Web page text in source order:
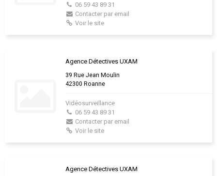
06 59 43 89 31
Contacter par email
Voir le site
Agence Détectives UXAM
39 Rue Jean Moulin
42300 Roanne
Vidéosurveillance
06 59 43 89 31
Contacter par email
Voir le site
Agence Détectives UXAM